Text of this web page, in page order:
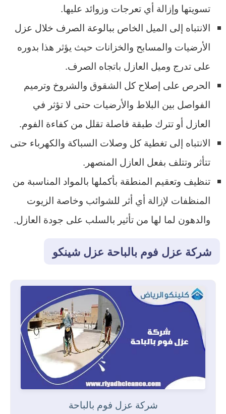
تسويتها وإزالة أي تعرجات وزوائد عليها.
الانتباه إلى الميل الخاص ببالوعة الصرف خلال عزل
الأرضيات والمسابح والخزانات حيث يؤثر هذا بدوره
على تدرج وميل العازل باتجاه الصرف.
الحرص على إصلاح كل الشقوق والشروخ وترميم
الفواصل بين البلاط والأرضيات حتى لا تؤثر في
العازل أو تترك طبقة فاصلة تقلل من كفاءة الفوم.
الانتباه إلى تغطية كل وصلات السباكة والكهرباء حتى
تتأثر وتتلف بفعل العازل المنصهر.
تنظيف وتعقيم المنطقة بأكملها بالمواد المناسبة من
المنظفات لإزالة أي أثر للشوائب وخاصة الزيوت
والدهون لما لها من تأثير بالسلب على جودة العازل.
شركة عزل فوم بالباحة عزل شينكو
شركة عزل فوم بالباحة